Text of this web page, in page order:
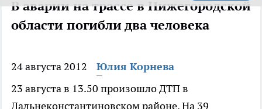
В аварии на трассе в Нижегородской
области погибли два человека
24 августа 2012
Юлия Корнева
23 августа в 13.50 произошло ДТП в
Дальнеконстантиновском районе. На 39